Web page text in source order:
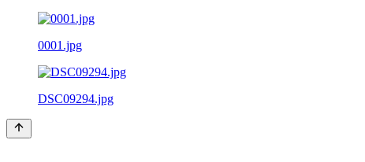
0001.jpg
DSC09294.jpg